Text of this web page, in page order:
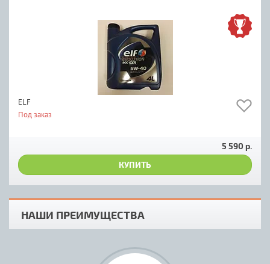
ELF
Под заказ
5 590 р.
КУПИТЬ
НАШИ ПРЕИМУЩЕСТВА